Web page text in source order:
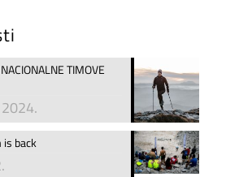
TIMOVE
is back